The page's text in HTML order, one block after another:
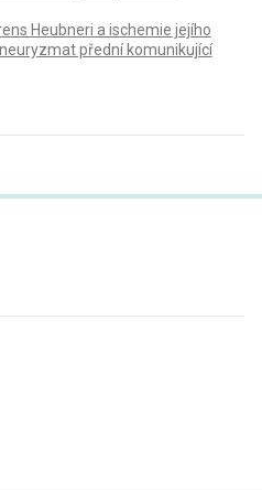
Heubneri a ischemie jejího
přední komunikující